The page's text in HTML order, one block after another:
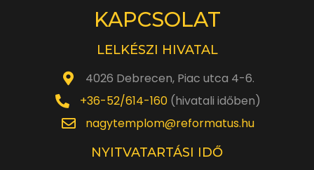
KAPCSOLAT
LELKÉSZI HIVATAL
4026 Debrecen, Piac utca 4-6.
+36-52/614-160(hivatali időben)
nagytemplom@reformatus.hu
NYITVATARTÁSI IDŐ